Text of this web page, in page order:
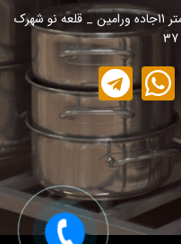
آدرس کارخانه : تهران _ شهر ری _ کیلومتر 11جاده ورامین _ قلعه نو شهرک